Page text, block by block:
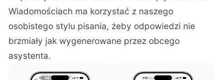
Wiadomościach ma korzystać z naszego
osobistego stylu pisania, żeby odpowiedzi nie
brzmiały jak wygenerowane przez obcego
asystenta.